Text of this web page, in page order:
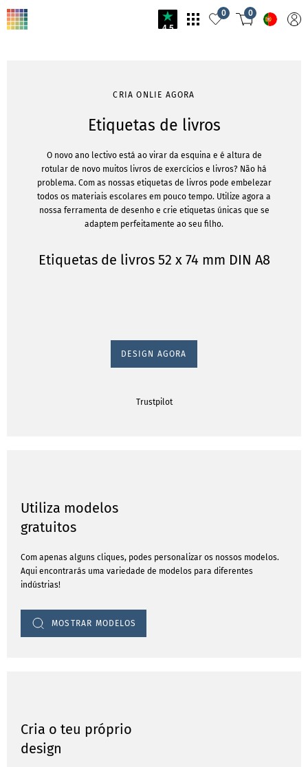
4.5
0 0
CRIA ONLIE AGORA
Etiquetas de livros
O novo ano lectivo está ao virar da esquina e é altura de
rotular de novo muitos livros de exercícios e livros? Não há
problema. Com as nossas etiquetas de livros pode embelezar
todos os materiais escolares em pouco tempo. Utilize agora a
nossa ferramenta de desenho e crie etiquetas únicas que se
adaptem perfeitamente ao seu filho.
Etiquetas de livros 52 x 74 mm DIN A8
DESIGN AGORA
Trustpilot
Utiliza modelos
gratuitos
Com apenas alguns cliques, podes personalizar os nossos modelos.
Aqui encontrarás uma variedade de modelos para diferentes
indústrias!
MOSTRAR MODELOS
Cria o teu próprio
design